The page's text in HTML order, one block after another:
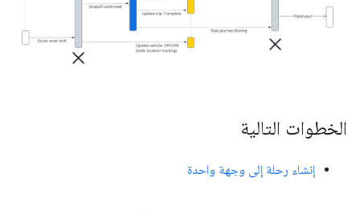
الخطوات التالية
إنشاء رحلة إلى وجهة واحدة